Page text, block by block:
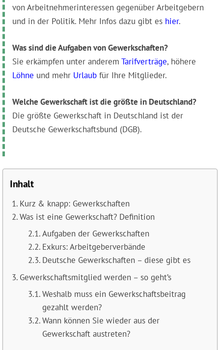
von Arbeitnehmerinteressen gegenüber Arbeitgebern
und in der Politik. Mehr Infos dazu gibt es hier.
Was sind die Aufgaben von Gewerkschaften?
Sie erkämpfen unter anderem Tarifverträge, höhere
Löhne und mehr Urlaub für Ihre Mitglieder.
Welche Gewerkschaft ist die größte in Deutschland?
Die größte Gewerkschaft in Deutschland ist der
Deutsche Gewerkschaftsbund (DGB).
Inhalt
Kurz & knapp: Gewerkschaften
Was ist eine Gewerkschaft? Definition
Aufgaben der Gewerkschaften
Exkurs: Arbeitgeberverbände
Deutsche Gewerkschaften – diese gibt es
Gewerkschaftsmitglied werden – so geht’s
Weshalb muss ein Gewerkschaftsbeitrag
gezahlt werden?
Wann können Sie wieder aus der
Gewerkschaft austreten?